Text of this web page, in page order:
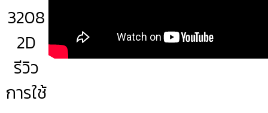
3208
2D
รีวิว
การใช้